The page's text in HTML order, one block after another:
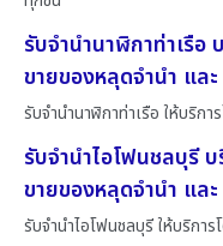
รับจำนำนาฬิกาท่าเรือ
ขายของหลุดจำนำ แล
รับจำนำนาฬิกาท่าเรือ ให้บริก
รับจำนำไอโฟนชลบุรี
ขายของหลุดจำนำ แล
รับจำนำไอโฟนชลบุรี ให้บริกา